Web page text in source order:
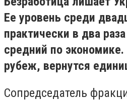
Ее уровень среди
практически в два
средний по
рубеж, вернутся
Сопредседатель